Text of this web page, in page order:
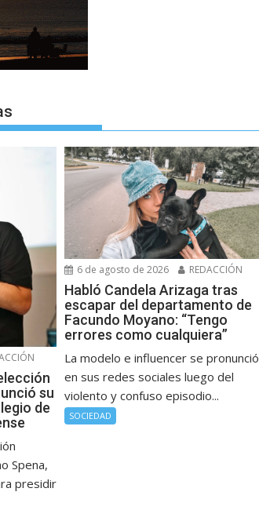
su
de
Spena,
presidir
6 de agosto de 2026 REDACCIÓN
Habló Candela Arizaga tras
escapar del departamento de
Facundo Moyano: “Tengo
errores como cualquiera”
La modelo e influencer se pronunció
en sus redes sociales luego del
violento y confuso episodio...
SOCIEDAD